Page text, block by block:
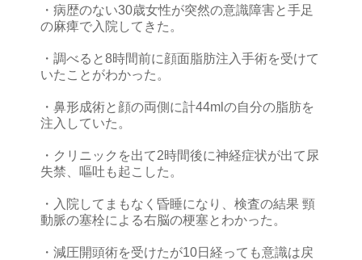
・病歴のない30歳女性が突然の意識障害と手足
の麻痺で入院してきた。
・調べると8時間前に顔面脂肪注入手術を受けて
いたことがわかった。
・鼻形成術と顔の両側に計44mlの自分の脂肪を
注入していた。
・クリニックを出て2時間後に神経症状が出て尿
失禁、嘔吐も起こした。
・入院してまもなく昏睡になり、検査の結果 頸
動脈の塞栓による右脳の梗塞とわかった。
・減圧開頭術を受けたが10日経っても意識は戻